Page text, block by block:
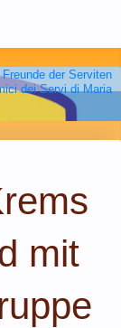
Freunde der Serviten
dei Servi di Maria
mit